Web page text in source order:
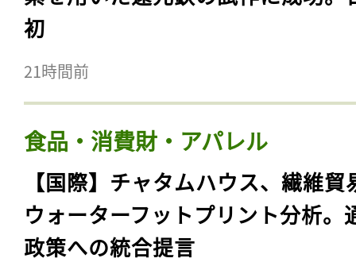
初
21時間前
食品・消費財・アパレル
【国際】チャタムハウス、繊維貿
ウォーターフットプリント分析。
政策への統合提言